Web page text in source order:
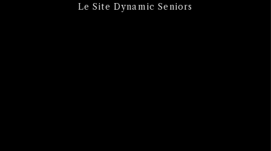
Le Site Dynamic Seniors